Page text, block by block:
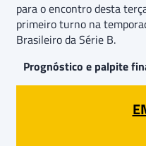
para o encontro desta
primeiro turno na
Brasileiro da Série B.
Prognóstico e palpite